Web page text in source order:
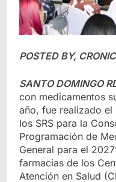
POSTED BY,
SANTO DOMINGO
con medicamentos
año, fue realizado el
los SRS para la
Programación de
General para el
farmacias de los
Atención en Salud